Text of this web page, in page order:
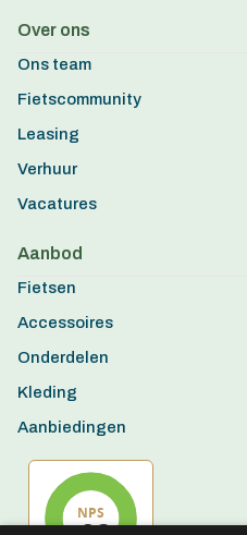
Over ons
Ons team
Fietscommunity
Leasing
Verhuur
Vacatures
Aanbod
Fietsen
Accessoires
Onderdelen
Kleding
Aanbiedingen